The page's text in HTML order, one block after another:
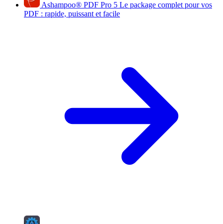
Ashampoo® PDF Pro 5 Le package complet pour vos
PDF : rapide, puissant et facile